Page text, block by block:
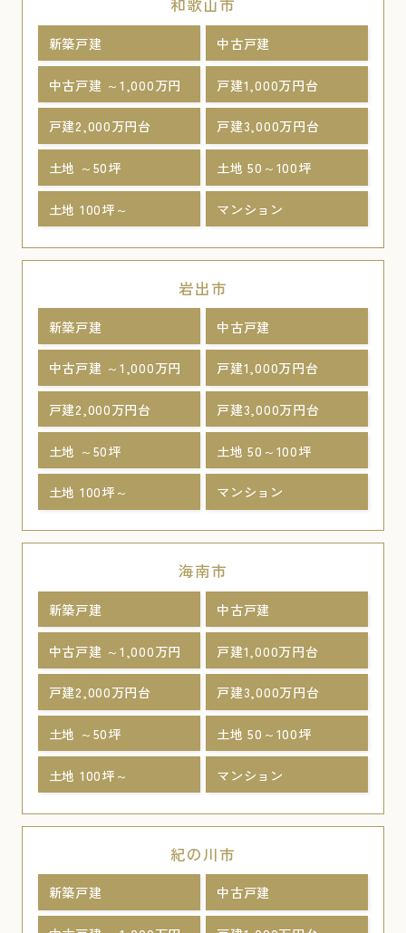
和歌山市
新築戸建 中古戸建
中古戸建 ～1,000万円 戸建1,000万円台
戸建2,000万円台 戸建3,000万円台
土地 ～50坪 土地 50～100坪
土地 100坪～ マンション
岩出市
新築戸建 中古戸建
中古戸建 ～1,000万円 戸建1,000万円台
戸建2,000万円台 戸建3,000万円台
土地 ～50坪 土地 50～100坪
土地 100坪～ マンション
海南市
新築戸建 中古戸建
中古戸建 ～1,000万円 戸建1,000万円台
戸建2,000万円台 戸建3,000万円台
土地 ～50坪 土地 50～100坪
土地 100坪～ マンション
紀の川市
新築戸建 中古戸建